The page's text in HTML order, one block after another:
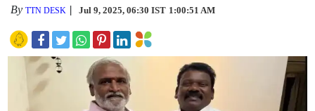
ByTTN DESK Jul 9, 2025, 06:30 IST 1:00:51 AM